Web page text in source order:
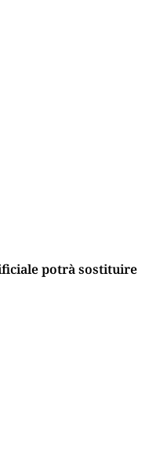
potrà sostituire